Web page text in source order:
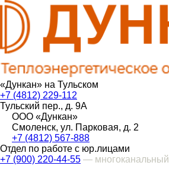
«Дункан» на Тульском
+7 (4812) 229-112
Тульский пер., д. 9А
ООО «Дункан»
Смоленск, ул. Парковая, д. 2
+7 (4812) 567-888
Отдел по работе с юр.лицами
+7 (900) 220-44-55 — многоканальный